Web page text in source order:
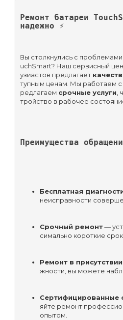
Ремонт батареи
надежно ⚡
Вы столкнулись с
uchSmart? Наш сервисный
узиастов предлагает
тупным ценам. Мы работаем
редлагаем срочные услуги,
тройство в рабочее
Преимущества
Бесплатная
неисправности
Срочный ремонт —
симально короткие
Ремонт в
жности, вы можете
Сертифицированные
яйте ремонт
опытом.